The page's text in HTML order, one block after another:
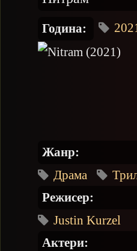
Година:
Жанр:
Драма
Режисер:
Justin Kurzel
Актери: